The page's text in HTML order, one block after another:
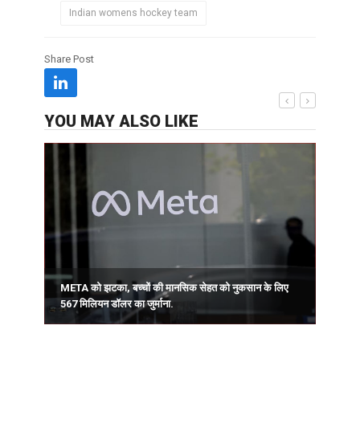
Indian womens hockey team
Share Post
YOU MAY ALSO LIKE
META को झटका, बच्चों की मानसिक सेहत को नुकसान के लिए
567 मिलियन डॉलर का जुर्माना.